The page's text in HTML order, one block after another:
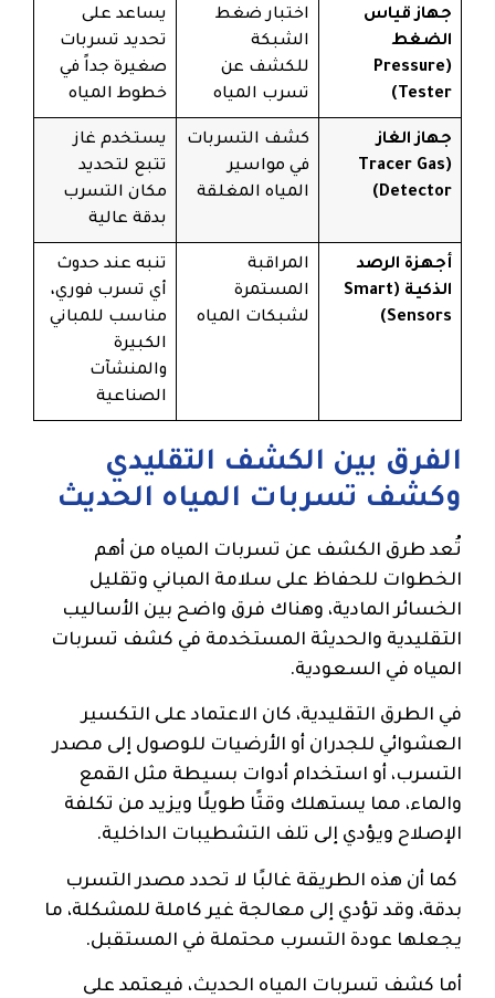
جهاز قياس
الضغط
(Pressure
Tester)
اختبار ضغط
الشبكة
للكشف عن
تسرب المياه
يساعد على
تحديد تسربات
صغيرة جداً في
خطوط المياه
جهاز الغاز
(Tracer Gas
Detector)
كشف التسربات
في مواسير
المياه المغلقة
يستخدم غاز
تتبع لتحديد
مكان التسرب
بدقة عالية
أجهزة الرصد
الذكية (Smart
Sensors)
المراقبة
المستمرة
لشبكات المياه
تنبه عند حدوث
أي تسرب فوري،
مناسب للمباني
الكبيرة
والمنشآت
الصناعية
الفرق بين الكشف التقليدي
وكشف تسربات المياه الحديث
تُعد طرق الكشف عن تسربات المياه من أهم
الخطوات للحفاظ على سلامة المباني وتقليل
الخسائر المادية، وهناك فرق واضح بين الأساليب
التقليدية والحديثة المستخدمة في كشف تسربات
المياه في السعودية.
في الطرق التقليدية، كان الاعتماد على التكسير
العشوائي للجدران أو الأرضيات للوصول إلى مصدر
التسرب، أو استخدام أدوات بسيطة مثل القمع
والماء، مما يستهلك وقتًا طويلًا ويزيد من تكلفة
الإصلاح ويؤدي إلى تلف التشطيبات الداخلية.
كما أن هذه الطريقة غالبًا لا تحدد مصدر التسرب
بدقة، وقد تؤدي إلى معالجة غير كاملة للمشكلة، ما
يجعلها عودة التسرب محتملة في المستقبل.
أما كشف تسربات المياه الحديث، فيعتمد على